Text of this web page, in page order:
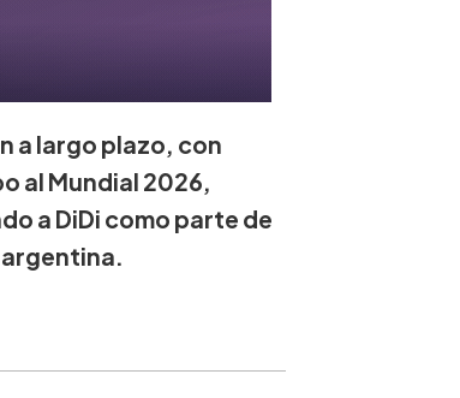
a largo plazo, con
al Mundial 2026,
a DiDi como parte de
argentina.